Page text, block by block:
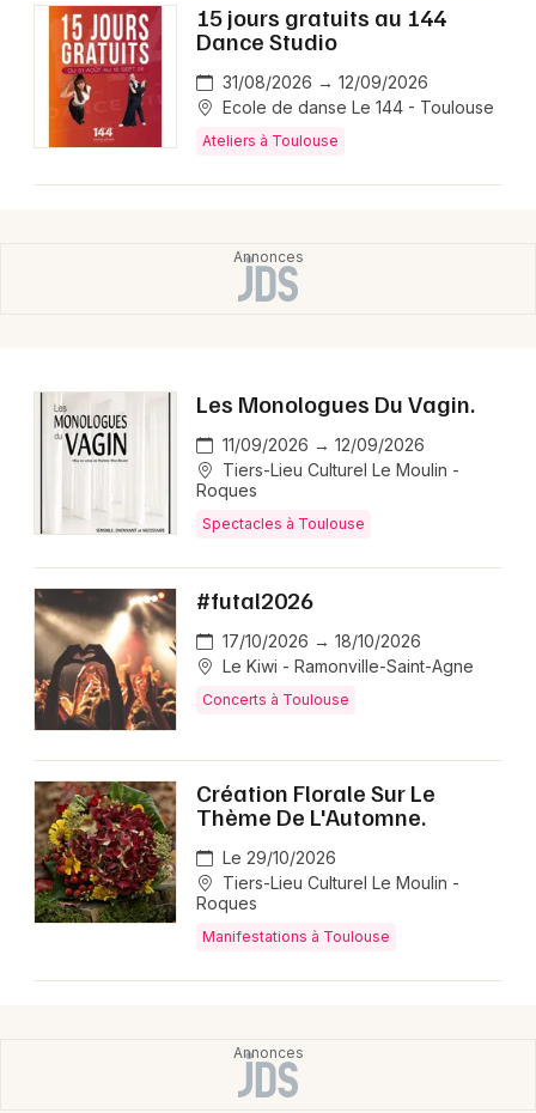
15 jours gratuits au 144
Dance Studio
31/08/2026 → 12/09/2026
Ecole de danse Le 144 - Toulouse
Ateliers à Toulouse
Les Monologues Du Vagin.
11/09/2026 → 12/09/2026
Tiers-Lieu Culturel Le Moulin -
Roques
Spectacles à Toulouse
#futal2026
17/10/2026 → 18/10/2026
Le Kiwi - Ramonville-Saint-Agne
Concerts à Toulouse
Création Florale Sur Le
Thème De L'Automne.
Le 29/10/2026
Tiers-Lieu Culturel Le Moulin -
Roques
Manifestations à Toulouse